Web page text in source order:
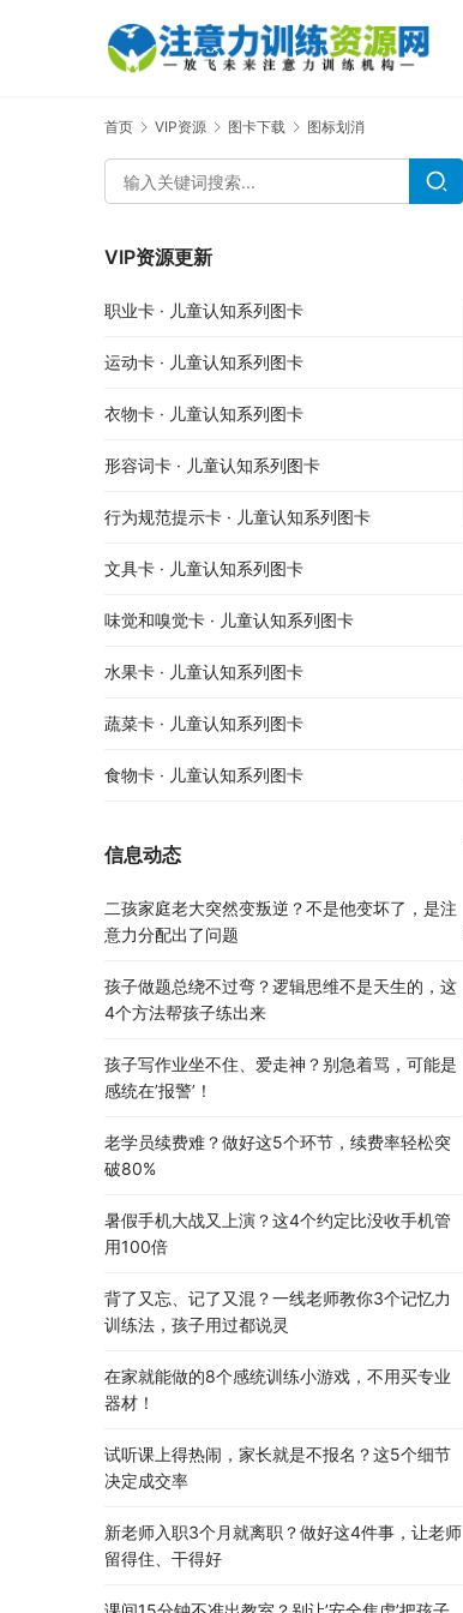
首页 VIP资源 图卡下载 图标划消
VIP资源更新
职业卡 · 儿童认知系列图卡
运动卡 · 儿童认知系列图卡
衣物卡 · 儿童认知系列图卡
形容词卡 · 儿童认知系列图卡
行为规范提示卡 · 儿童认知系列图卡
文具卡 · 儿童认知系列图卡
味觉和嗅觉卡 · 儿童认知系列图卡
水果卡 · 儿童认知系列图卡
蔬菜卡 · 儿童认知系列图卡
食物卡 · 儿童认知系列图卡
信息动态
二孩家庭老大突然变叛逆？不是他变坏了，是注
意力分配出了问题
孩子做题总绕不过弯？逻辑思维不是天生的，这
4个方法帮孩子练出来
孩子写作业坐不住、爱走神？别急着骂，可能是
感统在’报警’！
老学员续费难？做好这5个环节，续费率轻松突
破80%
暑假手机大战又上演？这4个约定比没收手机管
用100倍
背了又忘、记了又混？一线老师教你3个记忆力
训练法，孩子用过都说灵
在家就能做的8个感统训练小游戏，不用买专业
器材！
试听课上得热闹，家长就是不报名？这5个细节
决定成交率
新老师入职3个月就离职？做好这4件事，让老师
留得住、干得好